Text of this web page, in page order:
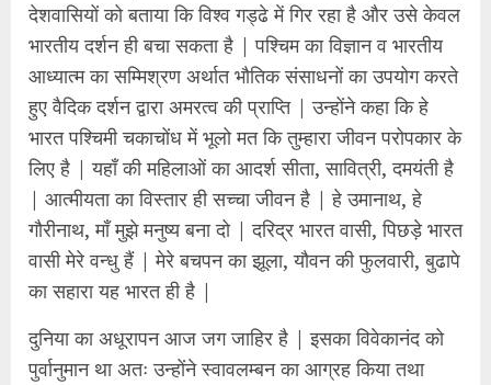
देशवासियों को बताया कि विश्व गड्ढे में गिर रहा है और उसे केवल
भारतीय दर्शन ही बचा सकता है | पश्चिम का विज्ञान व भारतीय
आध्यात्म का सम्मिश्रण अर्थात भौतिक संसाधनों का उपयोग करते
हुए वैदिक दर्शन द्वारा अमरत्व की प्राप्ति | उन्होंने कहा कि हे
भारत पश्चिमी चकाचोंध में भूलो मत कि तुम्हारा जीवन परोपकार के
लिए है | यहाँ की महिलाओं का आदर्श सीता, सावित्री, दमयंती है
| आत्मीयता का विस्तार ही सच्चा जीवन है | हे उमानाथ, हे
गौरीनाथ, माँ मुझे मनुष्य बना दो | दरिद्र भारत वासी, पिछड़े भारत
वासी मेरे वन्धु हैं | मेरे बचपन का झूला, यौवन की फुलवारी, बुढापे
का सहारा यह भारत ही है |
दुनिया का अधूरापन आज जग जाहिर है | इसका विवेकानंद को
पुर्वानुमान था अतः उन्होंने स्वावलम्बन का आग्रह किया तथा